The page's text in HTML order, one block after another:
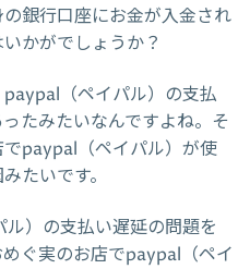
銀行口座にお金が入金され
かがでしょうか？
（ペイパル）の支払
たみたいなんですよね。そ
paypal（ペイパル）が使
たいです。
）の支払い遅延の問題を
ぐ実のお店でpaypal（ペイ